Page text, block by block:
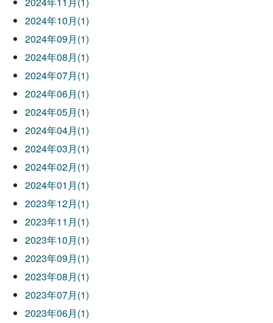
2024年10月(1)
2024年09月(1)
2024年08月(1)
2024年07月(1)
2024年06月(1)
2024年05月(1)
2024年04月(1)
2024年03月(1)
2024年02月(1)
2024年01月(1)
2023年12月(1)
2023年11月(1)
2023年10月(1)
2023年09月(1)
2023年08月(1)
2023年07月(1)
2023年06月(1)